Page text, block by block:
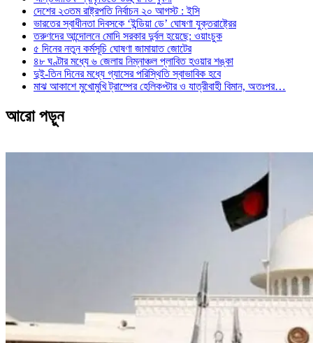
দেশের ২৩তম রাষ্ট্রপতি নির্বাচন ২০ আগস্ট : ইসি
ভারতের স্বাধীনতা দিবসকে ‘ইন্ডিয়া ডে’ ঘোষণা যুক্তরাষ্ট্রের
তরুণদের আন্দোলনে মোদি সরকার দুর্বল হয়েছে: ওয়াংচুক
৫ দিনের নতুন কর্মসূচি ঘোষণা জামায়াত জোটের
৪৮ ঘণ্টার মধ্যে ৬ জেলায় নিম্নাঞ্চল প্লাবিত হওয়ার শঙ্কা
দুই-তিন দিনের মধ্যে গ্যাসের পরিস্থিতি স্বাভাবিক হবে
মাঝ আকাশে মুখোমুখি ট্রাম্পের হেলিকপ্টার ও যাত্রীবাহী বিমান, অতঃপর…
আরো পড়ুন